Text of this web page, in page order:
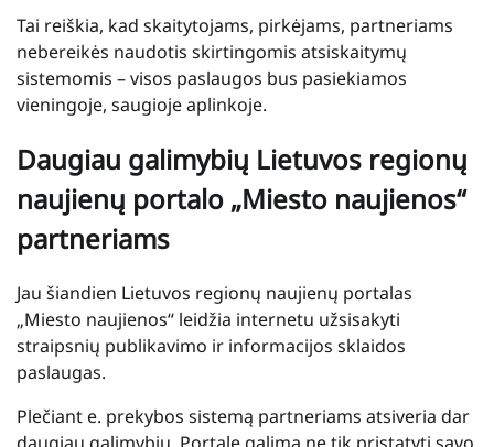
Tai reiškia, kad skaitytojams, pirkėjams, partneriams
nebereikės naudotis skirtingomis atsiskaitymų
sistemomis – visos paslaugos bus pasiekiamos
vieningoje, saugioje aplinkoje.
Daugiau galimybių Lietuvos regionų
naujienų portalo „Miesto naujienos“
partneriams
Jau šiandien Lietuvos regionų naujienų portalas
„Miesto naujienos“ leidžia internetu užsisakyti
straipsnių publikavimo ir informacijos sklaidos
paslaugas.
Plečiant e. prekybos sistemą partneriams atsiveria dar